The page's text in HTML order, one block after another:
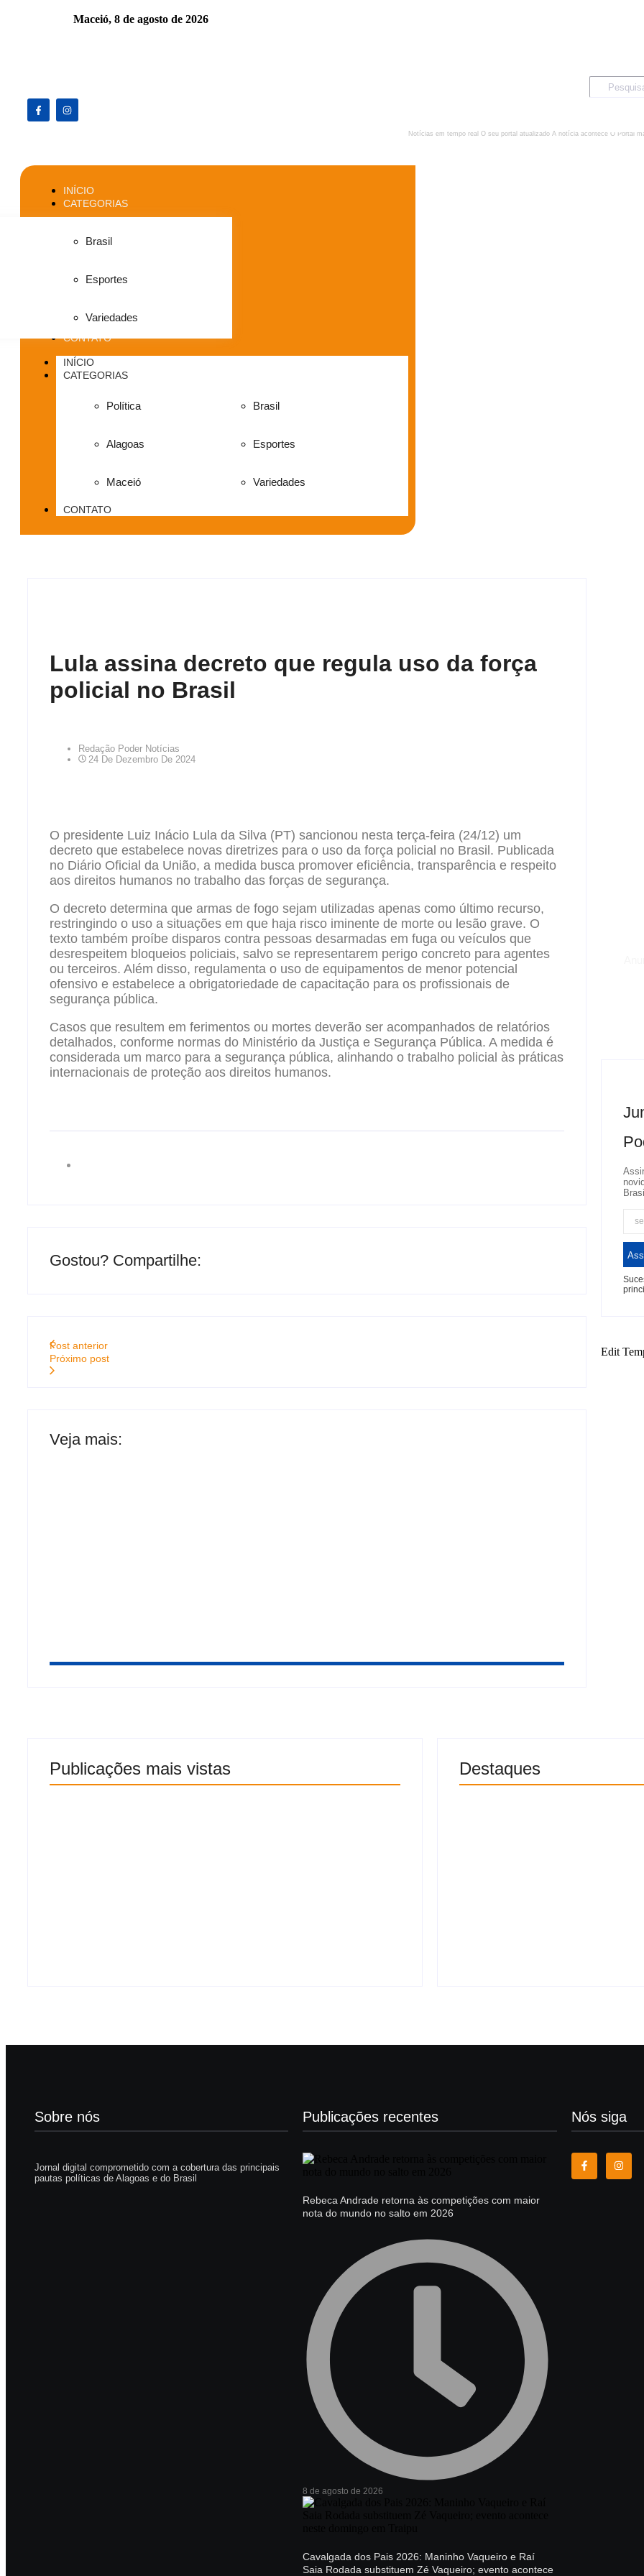
Maceió, 8 de agosto de 2026
Notícias em tempo real O seu portal atualizado A notícia acontece O Portal
INÍCIO
CATEGORIAS
Brasil
Esportes
Variedades
CONTATO
INÍCIO
CATEGORIAS
Política
Alagoas
Maceió
Brasil
Esportes
Variedades
CONTATO
Lula assina decreto que regula uso da força
policial no Brasil
Redação Poder Notícias
24 De Dezembro De 2024
O presidente Luiz Inácio Lula da Silva (PT) sancionou nesta terça-feira (24/12) um
decreto que estabelece novas diretrizes para o uso da força policial no Brasil. Publicada
no Diário Oficial da União, a medida busca promover eficiência, transparência e respeito
aos direitos humanos no trabalho das forças de segurança.
O decreto determina que armas de fogo sejam utilizadas apenas como último recurso,
restringindo o uso a situações em que haja risco iminente de morte ou lesão grave. O
texto também proíbe disparos contra pessoas desarmadas em fuga ou veículos que
desrespeitem bloqueios policiais, salvo se representarem perigo concreto para agentes
ou terceiros. Além disso, regulamenta o uso de equipamentos de menor potencial
ofensivo e estabelece a obrigatoriedade de capacitação para os profissionais de
segurança pública.
Casos que resultem em ferimentos ou mortes deverão ser acompanhados de relatórios
detalhados, conforme normas do Ministério da Justiça e Segurança Pública. A medida é
considerada um marco para a segurança pública, alinhando o trabalho policial às práticas
internacionais de proteção aos direitos humanos.
Gostou? Compartilhe:
Post anterior
Próximo post
Veja mais:
Edit
Publicações mais vistas Destaques
Sobre nós
Jornal digital comprometido com a cobertura das principais
pautas políticas de Alagoas e do Brasil
Publicações recentes
Rebeca Andrade retorna às competições com maior
nota do mundo no salto em 2026
8 de agosto de 2026
Cavalgada dos Pais 2026: Maninho Vaqueiro e Raí
Saia Rodada substituem Zé Vaqueiro; evento acontece
Nós siga